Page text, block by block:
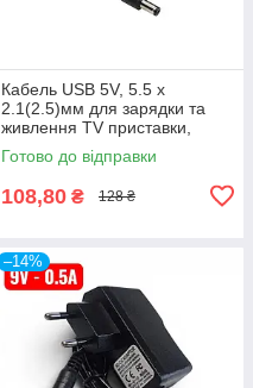
Кабель USB 5V, 5.5 x
2.1(2.5)мм для зарядки та
живлення TV приставки,
планшета, роутера,
тонометра, навігатора
Готово до відправки
108,80 ₴ 128 ₴
–14%